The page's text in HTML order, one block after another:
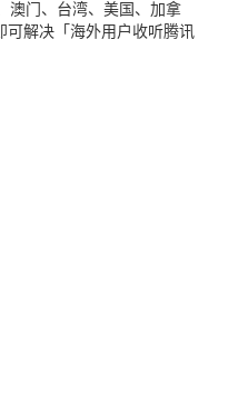
澳门、台湾、美国、加拿
可解决「海外用户收听腾讯